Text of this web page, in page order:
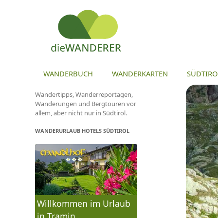
WANDERBUCH WANDERKARTEN
Wandertipps, Wanderreportagen,
Wanderungen und Bergtouren vor
allem, aber nicht nur in Südtirol.
WANDERURLAUB HOTELS SÜDTIROL
Willkommen im Urlaub